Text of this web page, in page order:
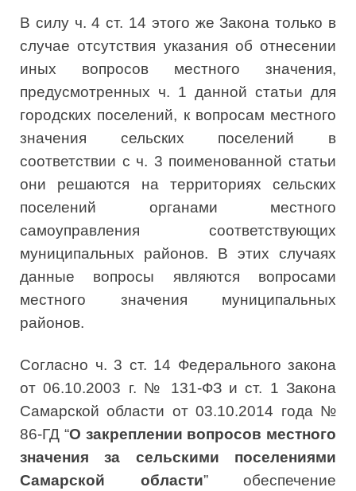
В силу ч. 4 ст. 14 этого же Закона только в
случае отсутствия указания об отнесении
иных вопросов местного значения,
предусмотренных ч. 1 данной статьи для
городских поселений, к вопросам местного
значения сельских поселений в
соответствии с ч. 3 поименованной статьи
они решаются на территориях сельских
поселений органами местного
самоуправления соответствующих
муниципальных районов. В этих случаях
данные вопросы являются вопросами
местного значения муниципальных
районов.
Согласно ч. 3 ст. 14 Федерального закона
от 06.10.2003 г. № 131-ФЗ и ст. 1 Закона
Самарской области от 03.10.2014 года №
86-ГД “О закреплении вопросов местного
значения за сельскими поселениями
Самарской области” обеспечение